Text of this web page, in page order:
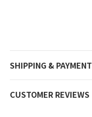
SHIPPING & PAYMENT
CUSTOMER REVIEWS